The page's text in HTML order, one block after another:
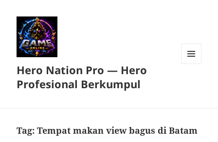
Hero Nation Pro — Hero
Profesional Berkumpul
Tag:Tempat makan view bagus di Batam